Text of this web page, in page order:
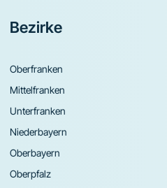
Bezirke
Oberfranken
Mittelfranken
Unterfranken
Niederbayern
Oberbayern
Oberpfalz